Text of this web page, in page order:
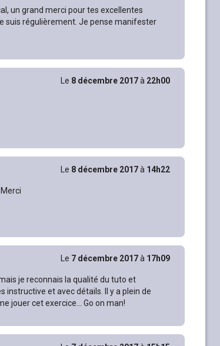
un grand merci pour tes excellentes
suis régulièrement. Je pense manifester
Le 8 décembre 2017à 22h00
Le 8 décembre 2017à 14h22
Le 7 décembre 2017à 17h09
je reconnais la qualité du tuto et
instructive et avec détails. Il y a plein de
jouer cet exercice… Go on man!